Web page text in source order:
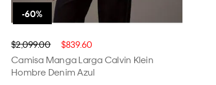
$2,099.00 $839.60
Camisa Manga Larga Calvin Klein
Hombre Denim Azul